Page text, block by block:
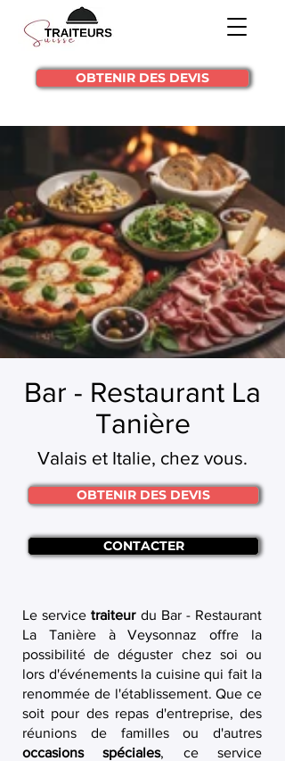
OBTENIR DES DEVIS
Bar - Restaurant La
Tanière
Valais et Italie, chez vous.
OBTENIR DES DEVIS
CONTACTER
Le servicetraiteurdu Bar - Restaurant
La Tanière à Veysonnaz offre la
possibilité de déguster chez soi ou
lors d'événements la cuisine qui fait la
renommée de l'établissement. Que ce
soit pour des repas d'entreprise, des
réunions de familles ou d'autres
occasions spéciales, ce service